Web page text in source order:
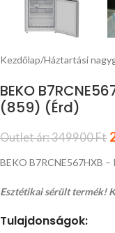
Kezdőlap/Háztartási
BEKO
(859) (Érd)
Outlet ár:349900Ft
BEKO B7RCNE567HXB
Esztétikai sérült termék!
Tulajdonságok: